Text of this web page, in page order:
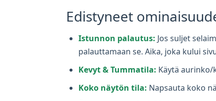
Edistyneet
Istunnon palautus: Jos suljet
palauttamaan se. Aika, joka kului
Kevyt & Tummatila: Käytä aurinko/
Koko näytön tila: Napsauta koko